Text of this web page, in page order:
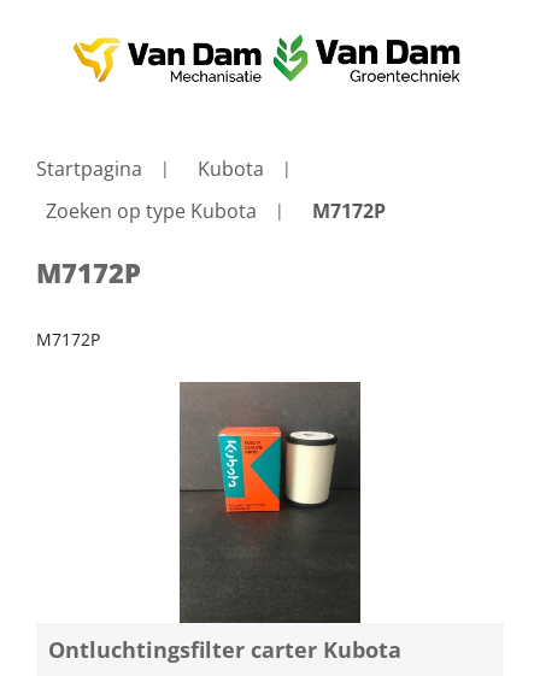
Startpagina
Kubota
Zoeken op type Kubota
M7172P
M7172P
M7172P
Ontluchtingsfilter carter Kubota